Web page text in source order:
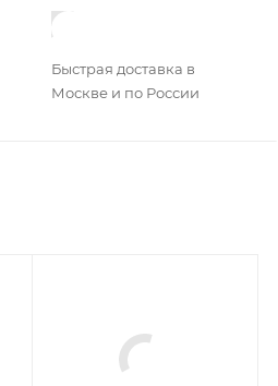
Быстрая доставка в
Москве и по России